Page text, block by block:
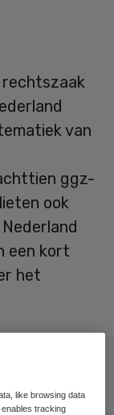
rechtszaak
van
ggz-
ook
een kort
het
over
2021-
like browsing data
tracking